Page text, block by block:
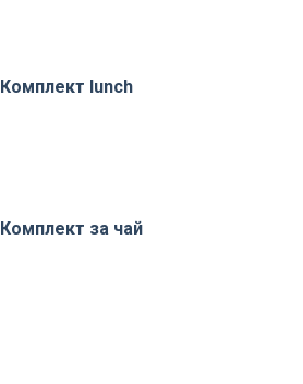
Комплект lunch
Комплект за чай